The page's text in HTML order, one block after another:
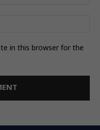
in this browser for the